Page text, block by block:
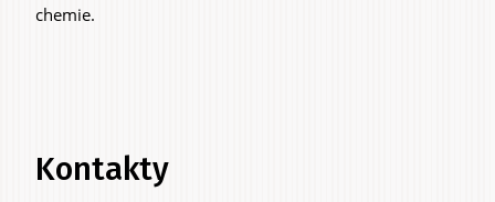
chemie.
Kontakty